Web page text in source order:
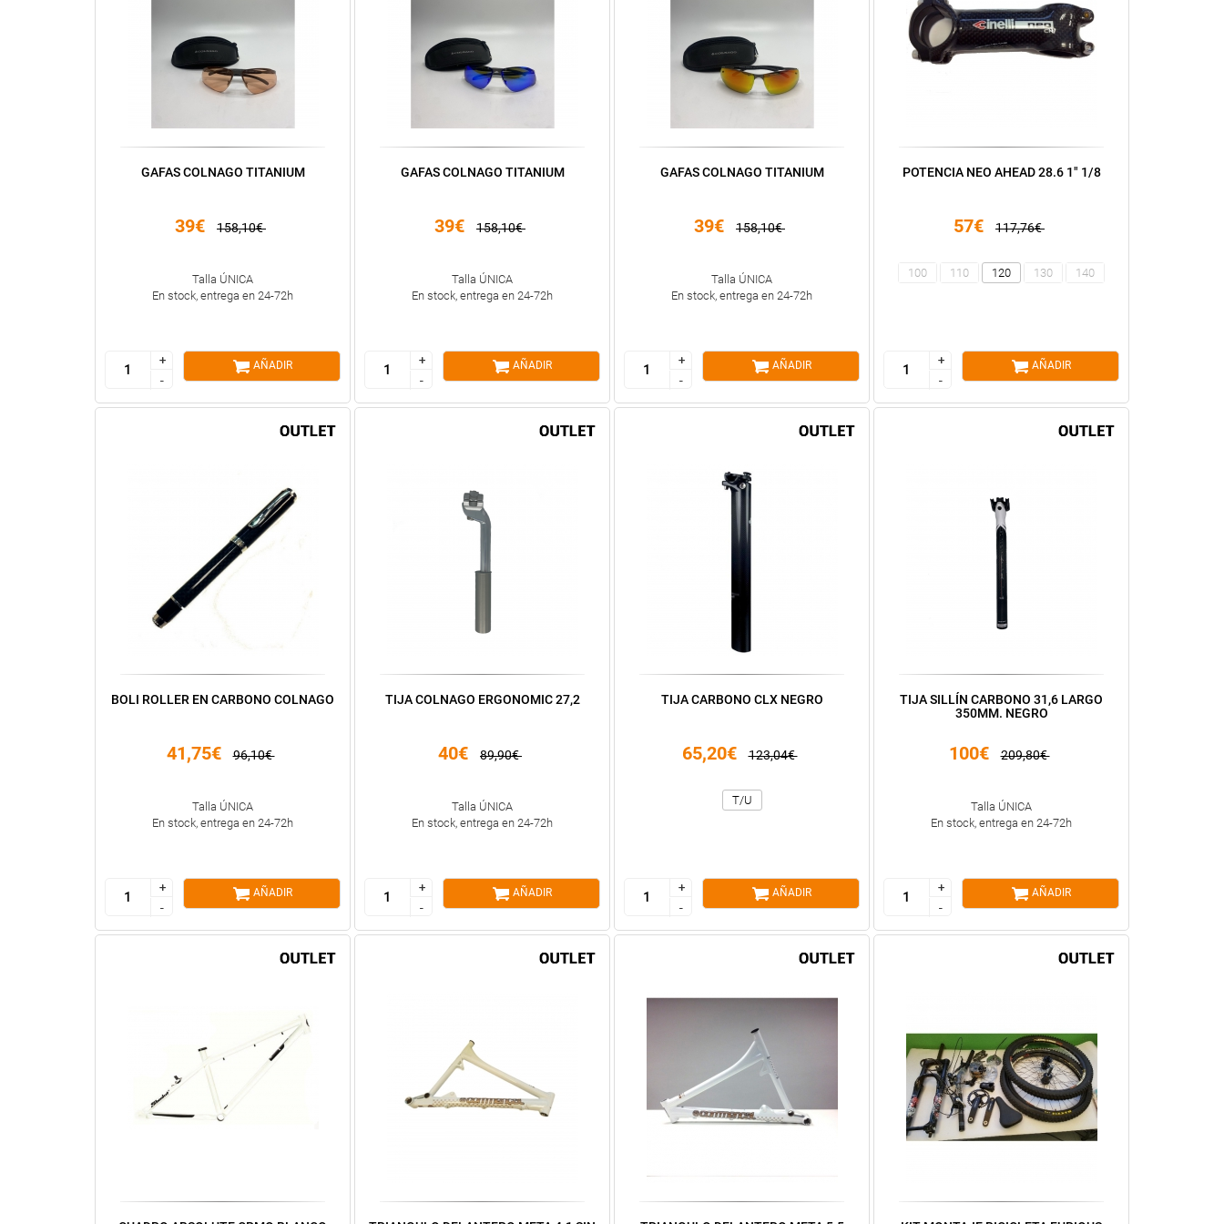
GAFAS COLNAGO TITANIUM
39€ 158,10€
Talla ÚNICA
En stock, entrega en 24-72h
+
-
+
-
AÑADIR
GAFAS COLNAGO TITANIUM
39€ 158,10€
Talla ÚNICA
En stock, entrega en 24-72h
+
-
+
-
AÑADIR
GAFAS COLNAGO TITANIUM
39€ 158,10€
Talla ÚNICA
En stock, entrega en 24-72h
+
-
+
-
AÑADIR
POTENCIA NEO AHEAD 28.6 1" 1/8
57€ 117,76€
100 110 120 130 140
+
-
+
-
AÑADIR
BOLI ROLLER EN CARBONO COLNAGO
41,75€ 96,10€
Talla ÚNICA
En stock, entrega en 24-72h
+
-
+
-
AÑADIR
TIJA COLNAGO ERGONOMIC 27,2
40€ 89,90€
Talla ÚNICA
En stock, entrega en 24-72h
+
-
+
-
AÑADIR
TIJA CARBONO CLX NEGRO
65,20€ 123,04€
T/U
+
-
+
-
AÑADIR
TIJA SILLÍN CARBONO 31,6 LARGO
350MM. NEGRO
100€ 209,80€
Talla ÚNICA
En stock, entrega en 24-72h
+
-
+
-
AÑADIR